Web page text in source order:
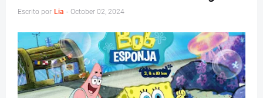
Escrito por Lia - October 02, 2024